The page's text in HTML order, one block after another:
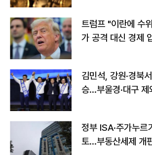
트럼프 "이란에 수
가 공격 대신 경제
김민석, 강원·경북
승…부울경·대구 제
정부 ISA·주가누르
토…부동산세제 개